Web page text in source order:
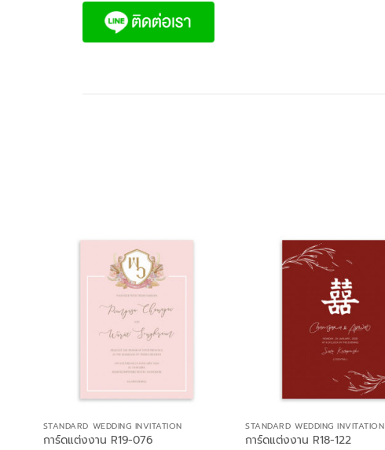
STANDARD WEDDING INVITATION
การ์ดแต่งงาน R19-076
STANDARD WEDDING INVITATION
การ์ดแต่งงาน R18-122